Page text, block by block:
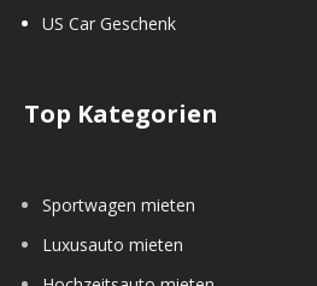
US Car Geschenk
Top Kategorien
Sportwagen mieten
Luxusauto mieten